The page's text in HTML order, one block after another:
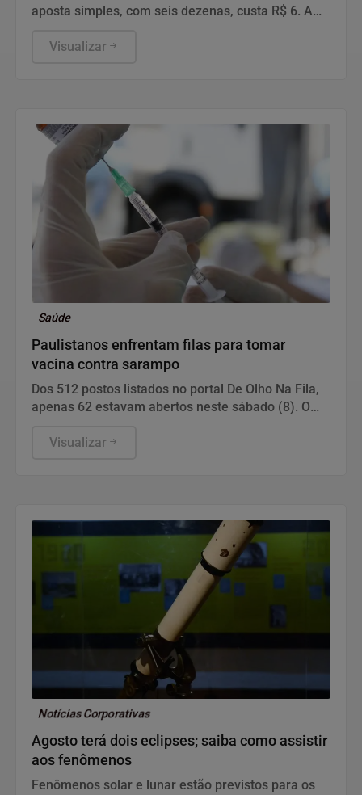
aposta simples, com seis dezenas, custa R$ 6. A
Visualizar
Saúde
Paulistanos enfrentam filas para tomar
vacina contra sarampo
Dos 512 postos listados no portal De Olho Na Fila,
apenas 62 estavam abertos neste sábado (8). O
segunda a sexta-feira.
Visualizar
Notícias Corporativas
Agosto terá dois eclipses; saiba como assistir
aos fenômenos
Fenômenos solar e lunar estão previstos para os